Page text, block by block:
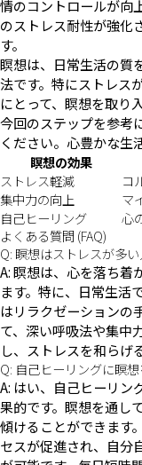
情のコントロールが向
のストレス耐性が強化
す。
瞑想は、日常生活の質
法です。特にストレス
にとって、瞑想を取り
今回のステップを参考
ください。心豊かな生
瞑想の効果
ストレス軽減
コ
集中力の向上
マ
自己ヒーリング
心
よくある質問 (FAQ)
Q: 瞑想はストレスが多
A: 瞑想は、心を落ち着
ます。特に、日常生活
はリラクゼーションの
て、深い呼吸法や集中
し、ストレスを和らげ
Q: 自己ヒーリングに瞑
A: はい、自己ヒーリン
果的です。瞑想を通し
傾けることができます
セスが促進され、自分